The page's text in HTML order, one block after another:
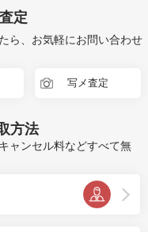
定
ら、お気軽にお問い合わせ
写メ査定
方法
ャンセル料などすべて無